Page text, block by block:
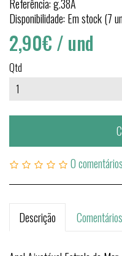
Referência: g.38A
Disponibilidade: Em stock (7
2,90€ / und
Qtd
0 comentários
Descrição